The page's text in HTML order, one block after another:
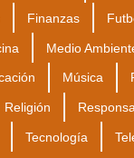
Finanzas
Medio
Música
Religión
Tecnología